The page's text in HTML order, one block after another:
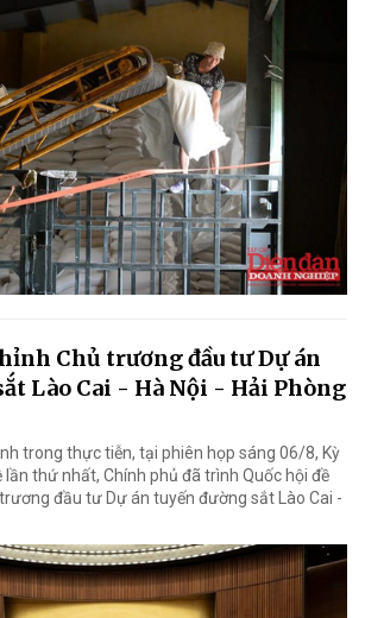
Chủ trương đầu tư Dự án
Lào Cai - Hà Nội - Hải Phòng
trong thực tiễn, tại phiên họp sáng 06/8, Kỳ
thứ nhất, Chính phủ đã trình Quốc hội đề
đầu tư Dự án tuyến đường sắt Lào Cai -